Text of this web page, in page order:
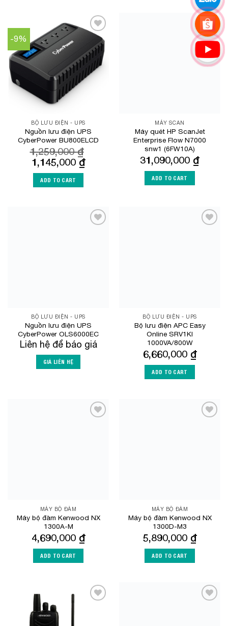
-9%
Add to
Wishlist
BỘ LƯU ĐIỆN - UPS
Nguồn lưu điện UPS
CyberPower BU800ELCD
1,259,000₫
Original
price
was:
1,259,000 ₫.
1,145,000 ₫Current
ADD TO CART
Add to
Wishlist
MÁY SCAN
Máy quét HP ScanJet
Enterprise Flow N7000
snw1 (6FW10A)
31,090,000 ₫
ADD TO CART
BỘ LƯU ĐIỆN - UPS
Nguồn lưu điện UPS
CyberPower OLS6000EC
Liên hệ để báo giá
GIÁ LIÊN HỆ
BỘ LƯU ĐIỆN - UPS
Bộ lưu điện APC Easy
Online SRV1KI
1000VA/800W
6,660,000 ₫
ADD TO CART
MÁY BỘ ĐÀM
Máy bộ đàm Kenwood NX
1300A-M
4,690,000 ₫
ADD TO CART
MÁY BỘ ĐÀM
Máy bộ đàm Kenwood NX
1300D-M3
5,890,000 ₫
ADD TO CART